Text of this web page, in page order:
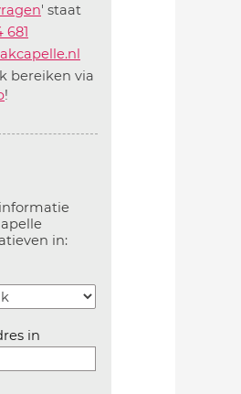
' staat
681
bereiken via
!
informatie over
in:Aanvinken om
in